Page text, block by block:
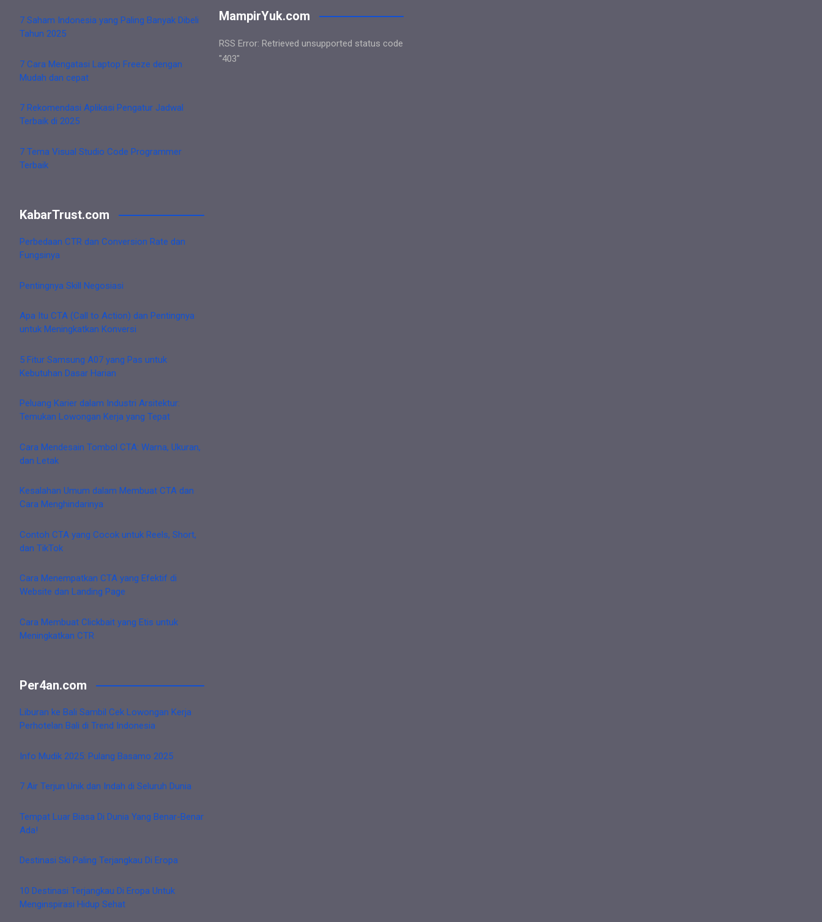
7 Saham Indonesia yang Paling Banyak Dibeli
Tahun 2025
7 Cara Mengatasi Laptop Freeze dengan
Mudah dan cepat
7 Rekomendasi Aplikasi Pengatur Jadwal
Terbaik di 2025
7 Tema Visual Studio Code Programmer
Terbaik
KabarTrust.com
Perbedaan CTR dan Conversion Rate dan
Fungsinya
Pentingnya Skill Negosiasi
Apa Itu CTA (Call to Action) dan Pentingnya
untuk Meningkatkan Konversi
5 Fitur Samsung A07 yang Pas untuk
Kebutuhan Dasar Harian
Peluang Karier dalam Industri Arsitektur:
Temukan Lowongan Kerja yang Tepat
Cara Mendesain Tombol CTA: Warna, Ukuran,
dan Letak
Kesalahan Umum dalam Membuat CTA dan
Cara Menghindarinya
Contoh CTA yang Cocok untuk Reels, Short,
dan TikTok
Cara Menempatkan CTA yang Efektif di
Website dan Landing Page
Cara Membuat Clickbait yang Etis untuk
Meningkatkan CTR
Per4an.com
Liburan ke Bali Sambil Cek Lowongan Kerja
Perhotelan Bali di Trend Indonesia
Info Mudik 2025: Pulang Basamo 2025
7 Air Terjun Unik dan Indah di Seluruh Dunia
Tempat Luar Biasa Di Dunia Yang Benar-Benar
Ada!
Destinasi Ski Paling Terjangkau Di Eropa
10 Destinasi Terjangkau Di Eropa Untuk
Menginspirasi Hidup Sehat
MampirYuk.com
RSS Error: Retrieved unsupported status code
"403"